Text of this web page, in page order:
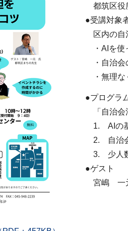
都筑区役
●受講対象
区内の自
・AIを使
・自治会
・無理な
●プログラ
「自治会
1. AIの基
2. 自治会
3. 少人数
●ゲスト
宮嶋 一